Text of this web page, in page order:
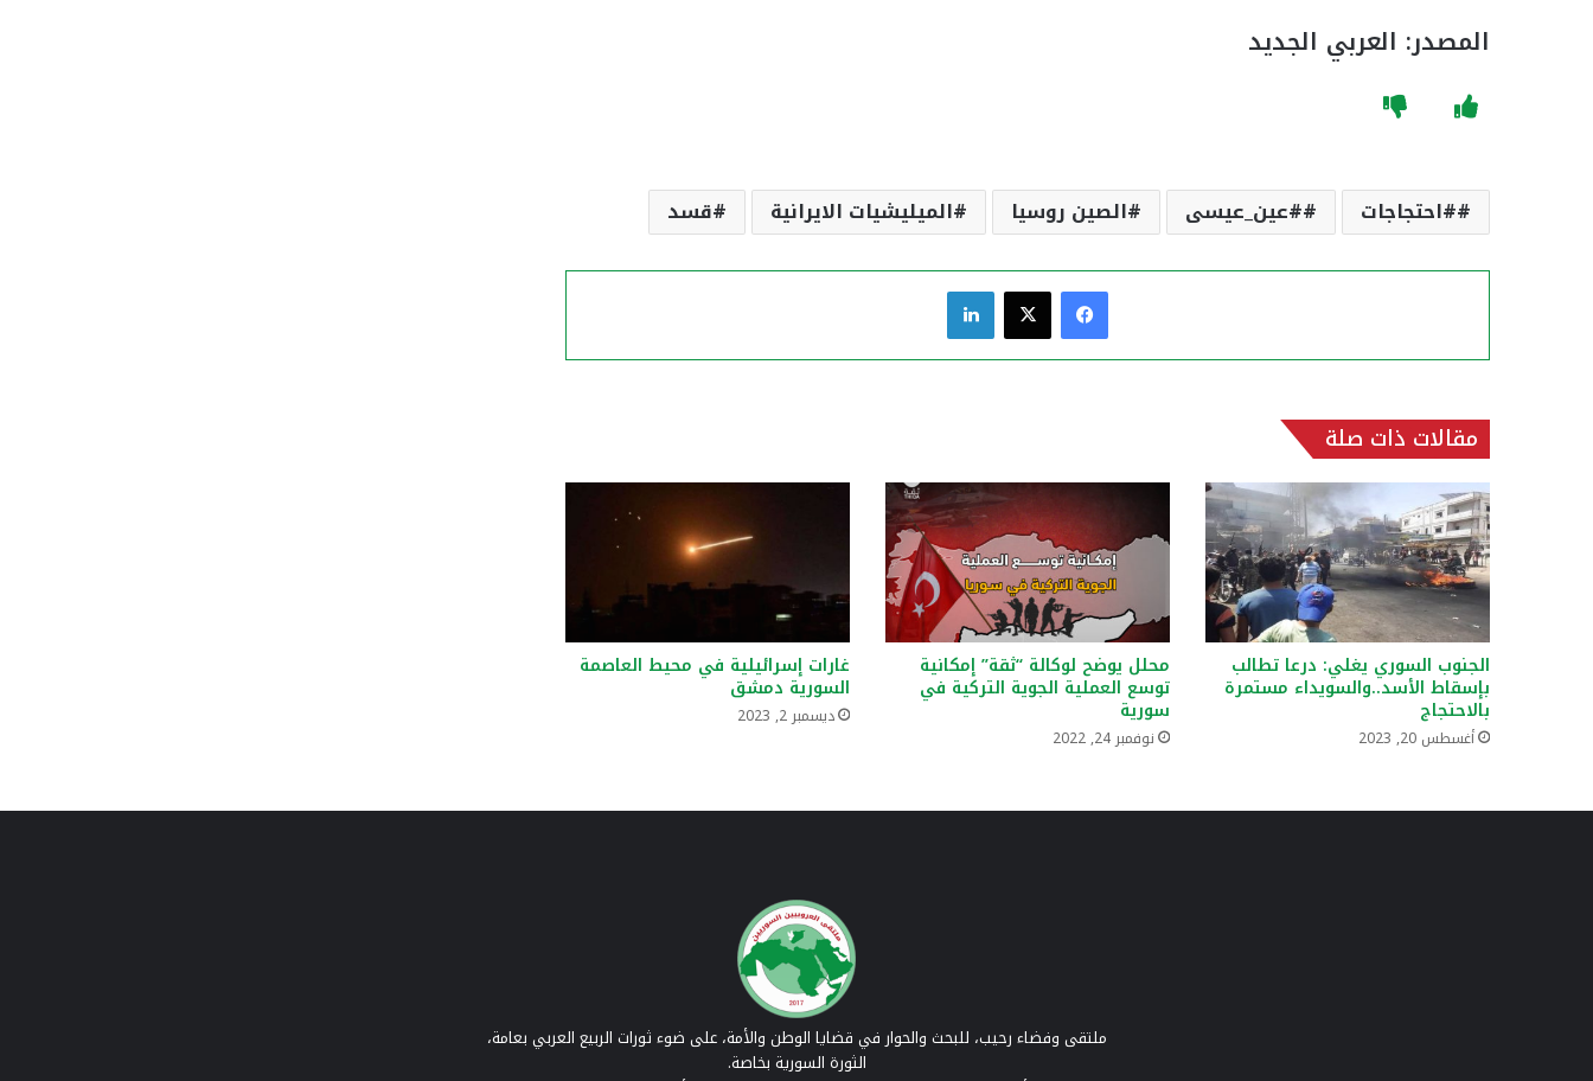
المصدر: العربي الجديد
#احتجاجات #عين_عيسى الصين روسيا الميليشيات الايرانية قسد
فيسبوك
مقالات ذات صلة
الجنوب السوري يغلي: درعا تطالب
بإسقاط الأسد..والسويداء مستمرة
بالاحتجاج
أغسطس 20, 2023
محلل يوضح لوكالة “ثقة” إمكانية
توسع العملية الجوية التركية في
سورية
نوفمبر 24, 2022
غارات إسرائيلية في محيط العاصمة
السورية دمشق
ديسمبر 2, 2023
ملتقى وفضاء رحيب، للبحث والحوار في قضايا الوطن والأمة، على ضوء ثورات الربيع العربي بعامة،
الثورة السورية بخاصة.